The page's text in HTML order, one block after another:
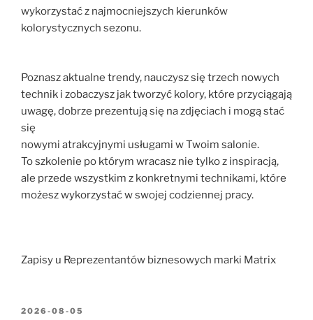
wykorzystać z najmocniejszych kierunków
kolorystycznych sezonu.
Poznasz aktualne trendy, nauczysz się trzech nowych
technik i zobaczysz jak tworzyć kolory, które przyciągają
uwagę, dobrze prezentują się na zdjęciach i mogą stać
się
nowymi atrakcyjnymi usługami w Twoim salonie.
To szkolenie po którym wracasz nie tylko z inspiracją,
ale przede wszystkim z konkretnymi technikami, które
możesz wykorzystać w swojej codziennej pracy.
Zapisy u Reprezentantów biznesowych marki Matrix
2026-08-05